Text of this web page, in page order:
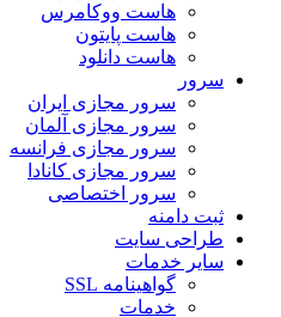
هاست ووکامرس
هاست پایتون
هاست دانلود
سرور
سرور مجازی ایران
سرور مجازی آلمان
سرور مجازی فرانسه
سرور مجازی کانادا
سرور اختصاصی
ثبت دامنه
طراحی سایت
سایر خدمات
گواهینامه SSL
خدمات